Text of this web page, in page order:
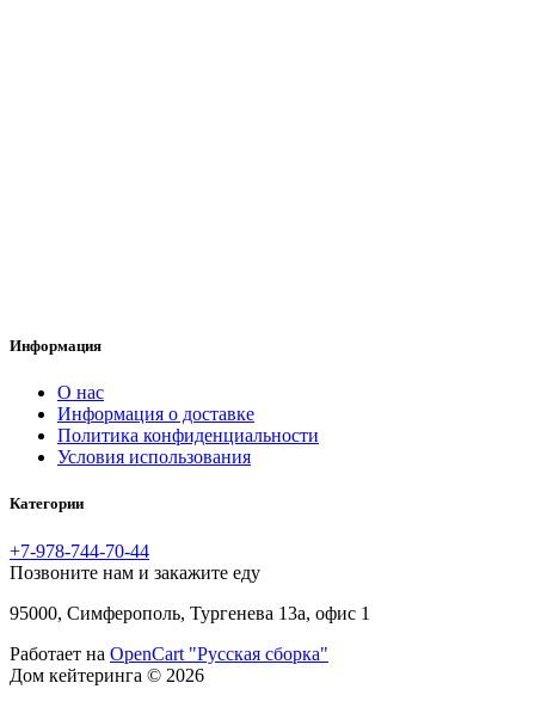
Информация
O нас
Информация о доставке
Политика конфиденциальности
Условия использования
Категории
+7-978-744-70-44
Позвоните нам и закажите еду
95000, Симферополь, Тургенева 13а, офис 1
Работает на OpenCart "Русская сборка"
Дом кейтеринга © 2026